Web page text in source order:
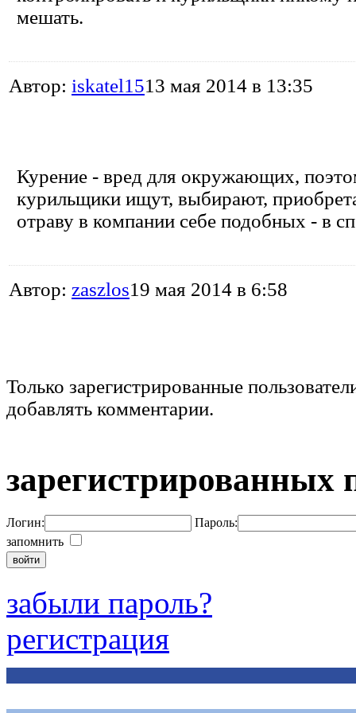
мешать.
Автор: iskatel1513 мая 2014 в 13:35
Курение - вред для окружающих,
курильщики ищут, выбирают,
отраву в компании себе подобных - в
Автор: zaszlos19 мая 2014 в 6:58
Только зарегистрированные
добавлять комментарии.
зарегистрированных
Логин:
Пароль:
запомнить
забыли пароль?
регистрация